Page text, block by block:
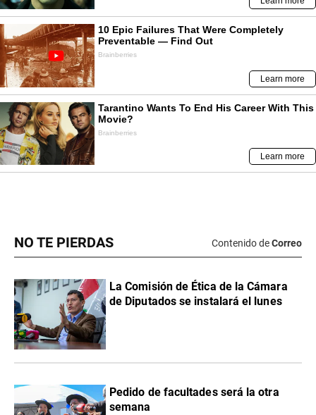
NO TE PIERDAS Contenido deCorreo
La Comisión de Ética de la Cámara
de Diputados se instalará el lunes
Pedido de facultades será la otra
semana